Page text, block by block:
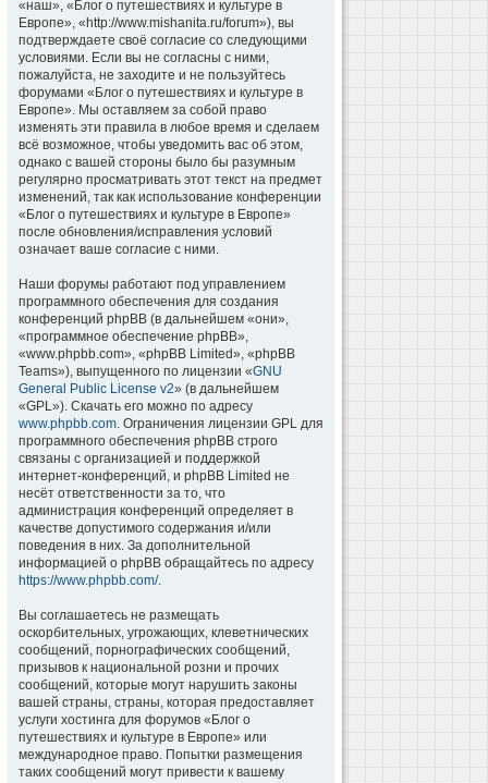
«наш», «Блог о путешествиях и культуре в
Европе», «http://www.mishanita.ru/forum»), вы
подтверждаете своё согласие со следующими
условиями. Если вы не согласны с ними,
пожалуйста, не заходите и не пользуйтесь
форумами «Блог о путешествиях и культуре в
Европе». Мы оставляем за собой право
изменять эти правила в любое время и сделаем
всё возможное, чтобы уведомить вас об этом,
однако с вашей стороны было бы разумным
регулярно просматривать этот текст на предмет
изменений, так как использование конференции
«Блог о путешествиях и культуре в Европе»
после обновления/исправления условий
означает ваше согласие с ними.
Наши форумы работают под управлением
программного обеспечения для создания
конференций phpBB (в дальнейшем «они»,
«программное обеспечение phpBB»,
«www.phpbb.com», «phpBB Limited», «phpBB
Teams»), выпущенного по лицензии «GNU
General Public License v2» (в дальнейшем
«GPL»). Скачать его можно по адресу
www.phpbb.com. Ограничения лицензии GPL для
программного обеспечения phpBB строго
связаны с организацией и поддержкой
интернет-конференций, и phpBB Limited не
несёт ответственности за то, что
администрация конференций определяет в
качестве допустимого содержания и/или
поведения в них. За дополнительной
информацией о phpBB обращайтесь по адресу
https://www.phpbb.com/.
Вы соглашаетесь не размещать
оскорбительных, угрожающих, клеветнических
сообщений, порнографических сообщений,
призывов к национальной розни и прочих
сообщений, которые могут нарушить законы
вашей страны, страны, которая предоставляет
услуги хостинга для форумов «Блог о
путешествиях и культуре в Европе» или
международное право. Попытки размещения
таких сообщений могут привести к вашему